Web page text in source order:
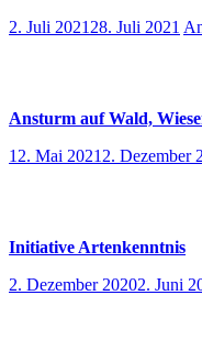
2. Juli 2021 28. Juli 2021
Ansturm auf Wald,
12. Mai 2021 2. Dezember
Initiative Artenkenntnis
2. Dezember 20202. Juni